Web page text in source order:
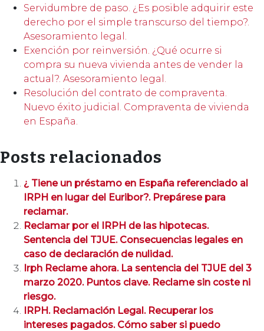
Servidumbre de paso. ¿Es posible adquirir este
derecho por el simple transcurso del tiempo?.
Asesoramiento legal.
Exención por reinversión. ¿Qué ocurre si
compra su nueva vivienda antes de vender la
actual?. Asesoramiento legal.
Resolución del contrato de compraventa.
Nuevo éxito judicial. Compraventa de vivienda
en España.
Posts relacionados
¿ Tiene un préstamo en España referenciado al
IRPH en lugar del Euribor?. Prepárese para
reclamar.
Reclamar por el IRPH de las hipotecas.
Sentencia del TJUE. Consecuencias legales en
caso de declaración de nulidad.
Irph Reclame ahora. La sentencia del TJUE del 3
marzo 2020. Puntos clave. Reclame sin coste ni
riesgo.
IRPH. Reclamación Legal. Recuperar los
intereses pagados. Cómo saber si puedo